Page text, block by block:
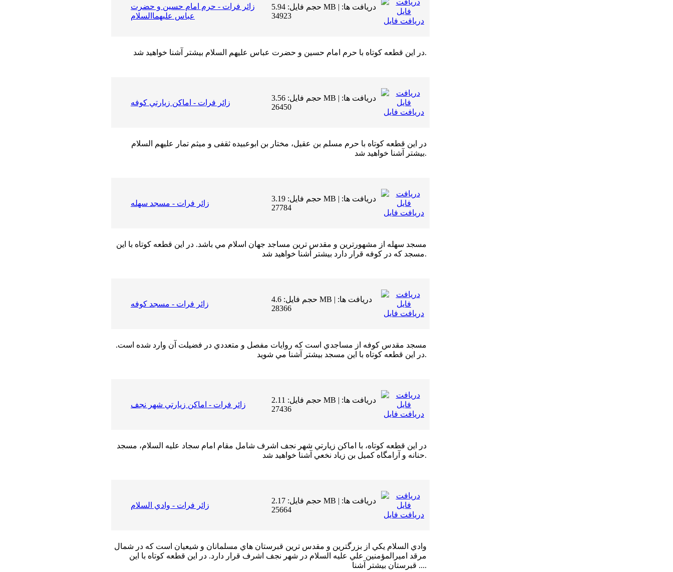
زائر فرات - حرم امام حسين و حضرت
عباس عليهماالسلام
حجم فایل: 5.94 MB | دریافت ها:
34923
دریافت فایل
در این قطعه کوتاه با حرم امام حسین و حضرت عباس علیهم السلام بیشتر آشنا خواهید شد.
زائر فرات - اماكن زيارتي كوفه
حجم فایل: 3.56 MB | دریافت ها:
26450
دریافت فایل
در این قطعه کوتاه با حرم مسلم بن عقیل، مختار بن ابوعبیده ثقفی و میثم تمار علیهم السلام
بیشتر آشنا خواهید شد.
زائر فرات - مسجد سهله
حجم فایل: 3.19 MB | دریافت ها:
27784
دریافت فایل
مسجد سهله از مشهورترين و مقدس ترين مساجد جهان اسلام مي باشد. در اين قطعه كوتاه با اين
مسجد كه در كوفه قرار دارد بيشتر آشنا خواهيد شد.
زائر فرات - مسجد كوفه
حجم فایل: 4.6 MB | دریافت ها:
28366
دریافت فایل
مسجد مقدس كوفه از مساجدي است كه روايات مفصل و متعددي در فضيلت آن وارد شده است.
در اين قطعه كوتاه با اين مسجد بيشتر آشنا مي شويد.
زائر فرات - اماكن زيارتي شهر نجف
حجم فایل: 2.11 MB | دریافت ها:
27436
دریافت فایل
در اين قطعه كوتاه، با اماكن زيارتي شهر نجف اشرف شامل مقام امام سجاد عليه السلام، مسجد
حنانه و آرامگاه كميل بن زياد نخعي آشنا خواهيد شد.
زائر فرات - وادي السلام
حجم فایل: 2.17 MB | دریافت ها:
25664
دریافت فایل
وادي السلام يكي از بزرگترين و مقدس ترين قبرستان هاي مسلمانان و شيعيان است كه در شمال
مرقد اميرالمؤمنين علي عليه السلام در شهر نجف اشرف قرار دارد. در اين قطعه كوتاه با اين
قبرستان بيشتر آشنا ....